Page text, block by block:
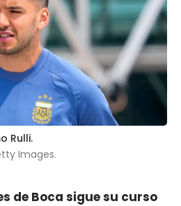
Rulli.
Images.
de Boca sigue su curso